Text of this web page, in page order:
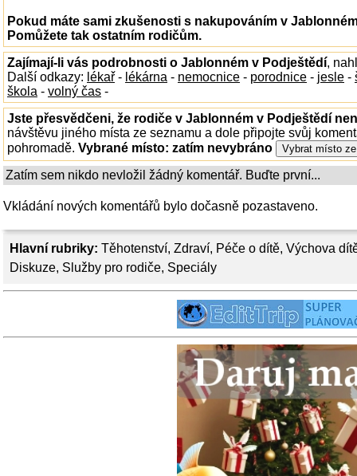
Hlavní rubriky: Těhotenství, Zdraví, Péče o dítě, Výchova
Diskuze, Služby pro rodiče, Speciály
Pokud máte sami zkušenosti s nakupováním v
Pomůžete tak ostatním rodičům.
Zajímají-li vás podrobnosti o Jablonném v Podještědí,
Další odkazy: lékař - lékárna - nemocnice - porodnice - jesle -
škola - volný čas -
Jste přesvědčeni, že rodiče v Jablonném v Podještědí
návštěvu jiného místa ze seznamu a dole připojte svůj
pohromadě. Vybrané místo: zatím nevybráno
Zatím sem nikdo nevložil žádný komentář. Buďte první...
Vkládání nových komentářů bylo dočasně pozastaveno.